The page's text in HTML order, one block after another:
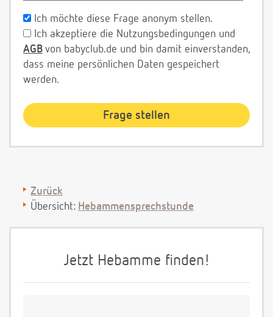
Ich möchte diese Frage anonym stellen.
Ich akzeptiere die Nutzungsbedingungen und
AGB von babyclub.de und bin damit einverstanden,
dass meine persönlichen Daten gespeichert
werden.
Zurück
Übersicht: Hebammensprechstunde
Jetzt Hebamme finden!